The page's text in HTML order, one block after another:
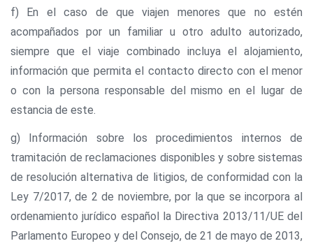
f) En el caso de que viajen menores que no estén
acompañados por un familiar u otro adulto autorizado,
siempre que el viaje combinado incluya el alojamiento,
información que permita el contacto directo con el menor
o con la persona responsable del mismo en el lugar de
estancia de este.
g) Información sobre los procedimientos internos de
tramitación de reclamaciones disponibles y sobre sistemas
de resolución alternativa de litigios, de conformidad con la
Ley 7/2017, de 2 de noviembre, por la que se incorpora al
ordenamiento jurídico español la Directiva 2013/11/UE del
Parlamento Europeo y del Consejo, de 21 de mayo de 2013,